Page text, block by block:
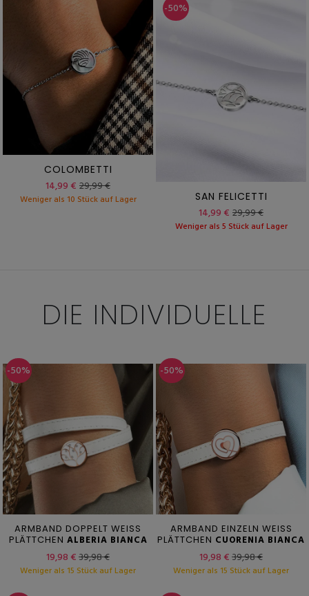
COLOMBETTI
14,99 € 29,99 €
Weniger als 10 Stück auf Lager
-50%
SAN FELICETTI
14,99 € 29,99 €
Weniger als 5 Stück auf Lager
DIE INDIVIDUELLE
-50%
ARMBAND DOPPELT WEISS
PLÄTTCHEN ALBERIA BIANCA
19,98 €39,98 €
Weniger als 15 Stück auf Lager
-50%
ARMBAND EINZELN WEISS
PLÄTTCHEN CUORENIA BIANCA
19,98 €39,98 €
Weniger als 15 Stück auf Lager